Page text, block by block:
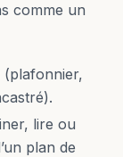
comme un
(plafonnier,
lire ou
plan de